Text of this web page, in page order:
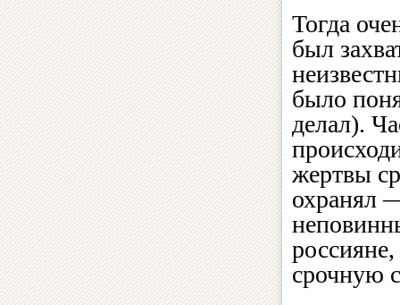
Тогда
был
было
делал).
жертвы
охранял
срочную